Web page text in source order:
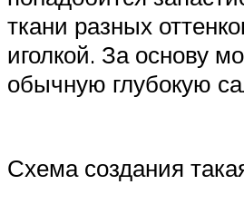
ткани разных
иголкой. За основу
обычную глубокую
Схема создания